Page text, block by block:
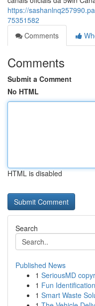
https://
75351582
Comments
Comments
Submit a Comment
No HTML
HTML is disabled
Search
Published News
1 SeriousMD
1 Fun
1 Smart Waste